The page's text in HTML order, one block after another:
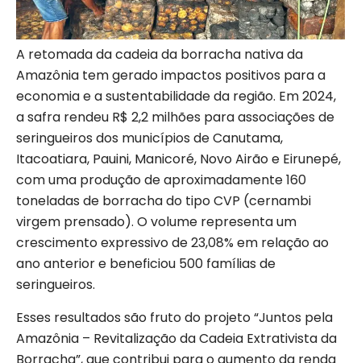
A retomada da cadeia da borracha nativa da
Amazônia tem gerado impactos positivos para a
economia e a sustentabilidade da região. Em 2024,
a safra rendeu R$ 2,2 milhões para associações de
seringueiros dos municípios de Canutama,
Itacoatiara, Pauini, Manicoré, Novo Airão e Eirunepé,
com uma produção de aproximadamente 160
toneladas de borracha do tipo CVP (cernambi
virgem prensado). O volume representa um
crescimento expressivo de 23,08% em relação ao
ano anterior e beneficiou 500 famílias de
seringueiros.
Esses resultados são fruto do projeto “Juntos pela
Amazônia – Revitalização da Cadeia Extrativista da
Borracha”, que contribui para o aumento da renda